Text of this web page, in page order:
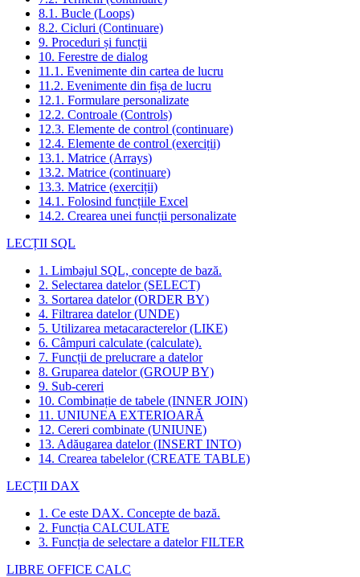
8.1. Bucle (Loops)
8.2. Cicluri (Continuare)
9. Proceduri și funcții
10. Ferestre de dialog
11.1. Evenimente din cartea de lucru
11.2. Evenimente din fișa de lucru
12.1. Formulare personalizate
12.2. Controale (Controls)
12.3. Elemente de control (continuare)
12.4. Elemente de control (exerciții)
13.1. Matrice (Arrays)
13.2. Matrice (continuare)
13.3. Matrice (exerciții)
14.1. Folosind funcțiile Excel
14.2. Crearea unei funcții personalizate
LECȚII SQL
1. Limbajul SQL, concepte de bază.
2. Selectarea datelor (SELECT)
3. Sortarea datelor (ORDER BY)
4. Filtrarea datelor (UNDE)
5. Utilizarea metacaracterelor (LIKE)
6. Câmpuri calculate (calculate).
7. Funcții de prelucrare a datelor
8. Gruparea datelor (GROUP BY)
9. Sub-cereri
10. Combinație de tabele (INNER JOIN)
11. UNIUNEA EXTERIOARĂ
12. Cereri combinate (UNIUNE)
13. Adăugarea datelor (INSERT INTO)
14. Crearea tabelelor (CREATE TABLE)
LECȚII DAX
1. Ce este DAX. Concepte de bază.
2. Funcția CALCULATE
3. Funcția de selectare a datelor FILTER
LIBRE OFFICE CALC